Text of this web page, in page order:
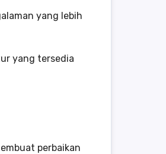
yang lebih
yang tersedia
perbaikan